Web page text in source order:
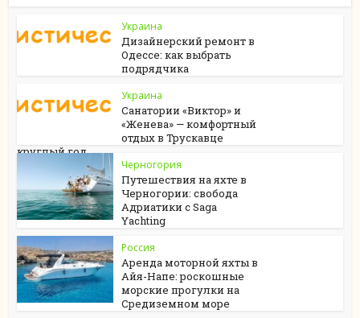
Украина
Дизайнерский ремонт в
Одессе: как выбрать
подрядчика
Украина
Санатории «Виктор» и
«Женева» — комфортный
отдых в Трускавце
круглый год
Черногория
Путешествия на яхте в
Черногории: свобода
Адриатики с Saga
Yachting
Россия
Аренда моторной яхты в
Айя-Напе: роскошные
морские прогулки на
Средиземном море